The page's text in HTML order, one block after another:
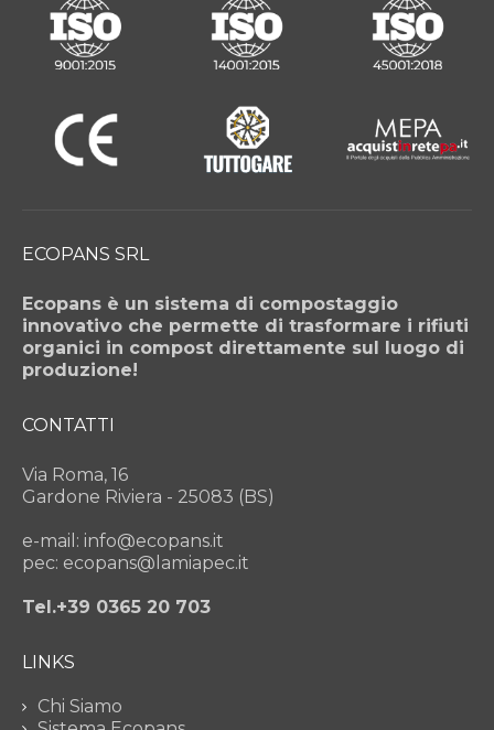
ECOPANS SRL
Ecopans è un sistema di compostaggio
innovativo che permette di trasformare i rifiuti
organici in compost direttamente sul luogo di
produzione!
CONTATTI
Via Roma, 16
Gardone Riviera - 25083 (BS)
e-mail: info@ecopans.it
pec: ecopans@lamiapec.it
Tel.+39 0365 20 703
LINKS
Chi Siamo